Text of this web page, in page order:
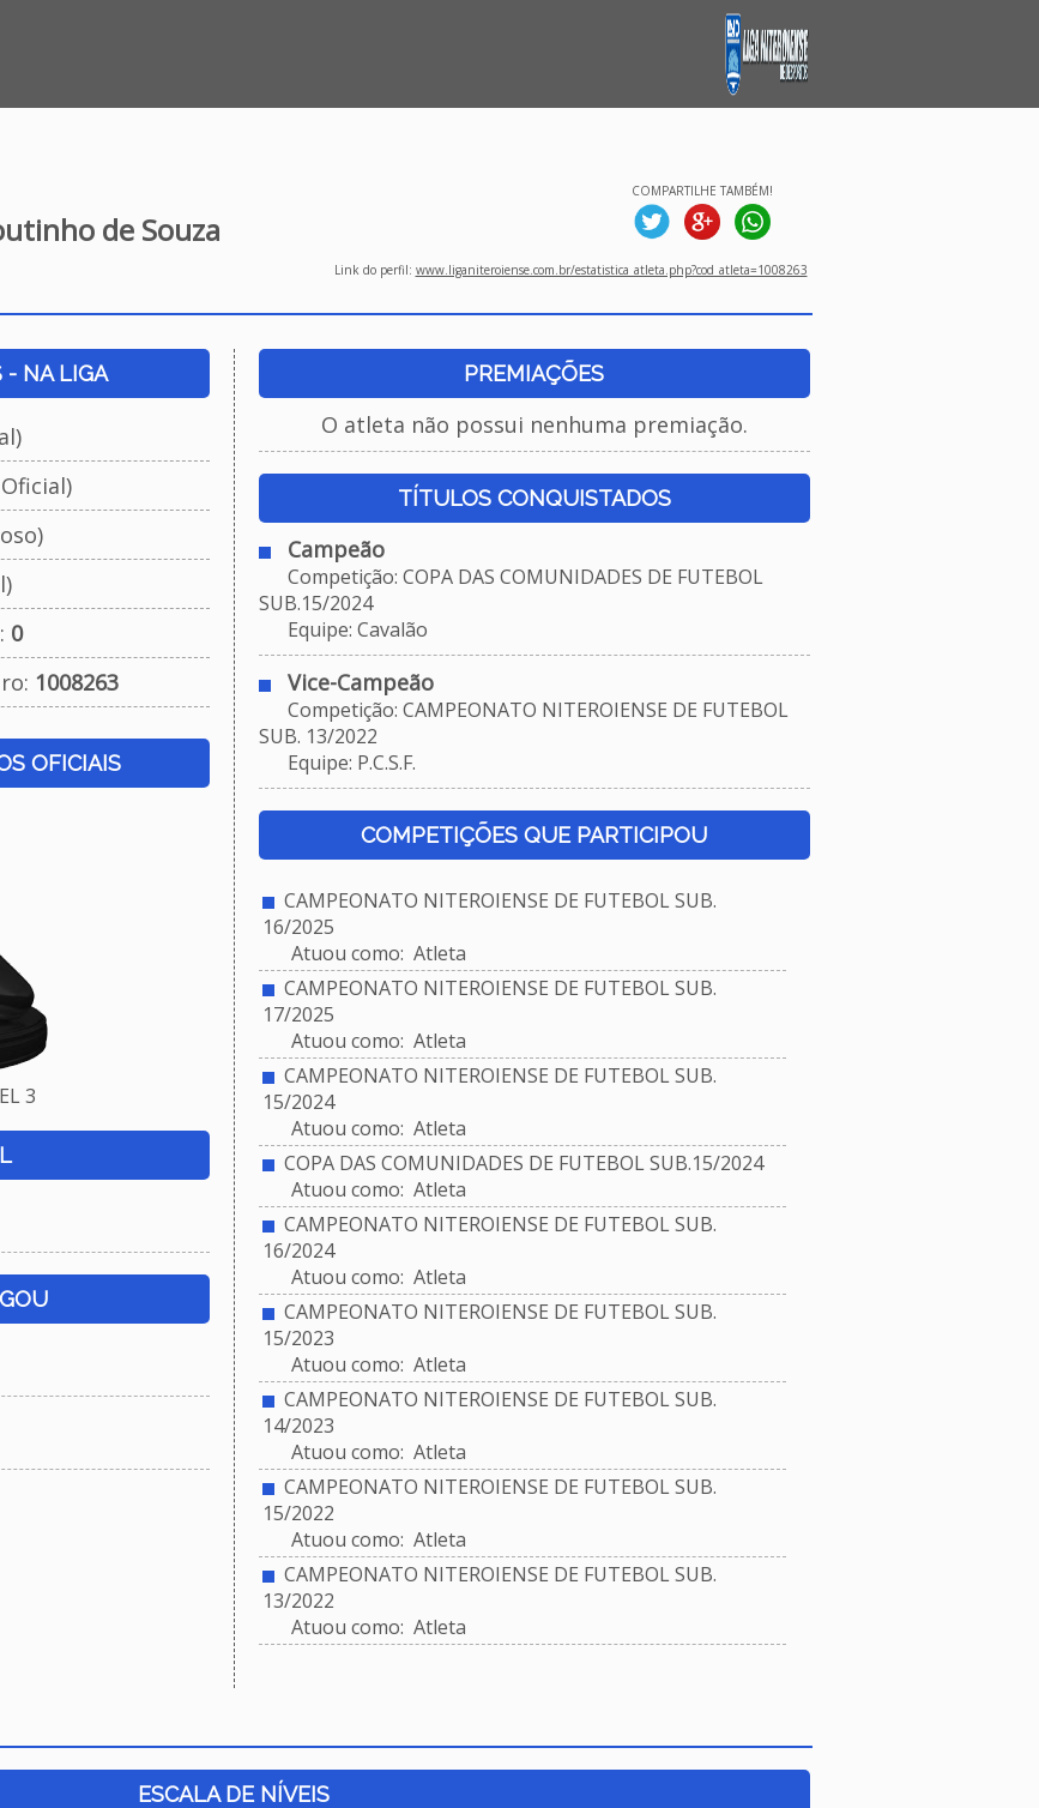
de Souza
COMPARTILHE TAMBÉM!
Link do perfil: www.liganiteroiense.com.br/estatistica_atleta.php?cod_atleta=1008263
- NA LIGA
0
1008263
OFICIAIS
3
PREMIAÇÕES
O atleta não possui nenhuma premiação.
TÍTULOS CONQUISTADOS
Campeão
Competição: COPA DAS COMUNIDADES DE FUTEBOL
SUB.15/2024
Equipe: Cavalão
Vice-Campeão
Competição: CAMPEONATO NITEROIENSE DE FUTEBOL
SUB. 13/2022
Equipe: P.C.S.F.
COMPETIÇÕES QUE PARTICIPOU
CAMPEONATO NITEROIENSE DE FUTEBOL SUB.
16/2025
Atuou como: Atleta
CAMPEONATO NITEROIENSE DE FUTEBOL SUB.
17/2025
Atuou como: Atleta
CAMPEONATO NITEROIENSE DE FUTEBOL SUB.
15/2024
Atuou como: Atleta
COPA DAS COMUNIDADES DE FUTEBOL SUB.15/2024
Atuou como: Atleta
CAMPEONATO NITEROIENSE DE FUTEBOL SUB.
16/2024
Atuou como: Atleta
CAMPEONATO NITEROIENSE DE FUTEBOL SUB.
15/2023
Atuou como: Atleta
CAMPEONATO NITEROIENSE DE FUTEBOL SUB.
14/2023
Atuou como: Atleta
CAMPEONATO NITEROIENSE DE FUTEBOL SUB.
15/2022
Atuou como: Atleta
CAMPEONATO NITEROIENSE DE FUTEBOL SUB.
13/2022
Atuou como: Atleta
ESCALA DE NÍVEIS